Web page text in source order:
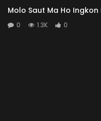
Molo Saut Ma Ho Ingkon
0 1.3K 0